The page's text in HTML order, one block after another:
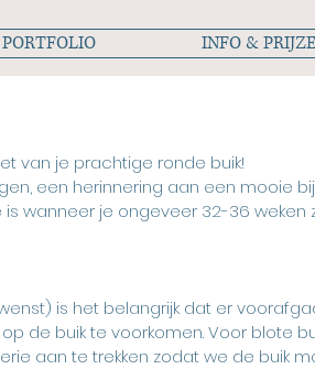
PORTFOLIO INFO &
van je prachtige ronde buik!
een herinnering aan een mooie
wanneer je ongeveer 32-36 weken
is het belangrijk dat er
de buik te voorkomen. Voor blote
aan te trekken zodat we de buik